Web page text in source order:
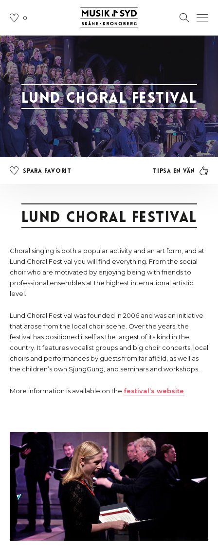
0
Lund Choral Festival
Spara favorit Tipsa en vän
Lund Choral Festival
Choral singing is both a popular activity and an art form, and at
Lund Choral Festival you will find everything. From the social
choir who are motivated by enjoying being with friends to
professional ensembles at the highest international artistic
level.
Lund Choral Festival was founded in 2006 and was an initiative
that arose from the local choir scene. Over the years, the
festival has positioned itself as the largest of its kind in the
country. It features vocalist groups and big choir concerts, local
choirs and performances by guests from far afield, as well as
the children’s own SjungGung, and seminars and workshops.
More information is available on the festival’s website